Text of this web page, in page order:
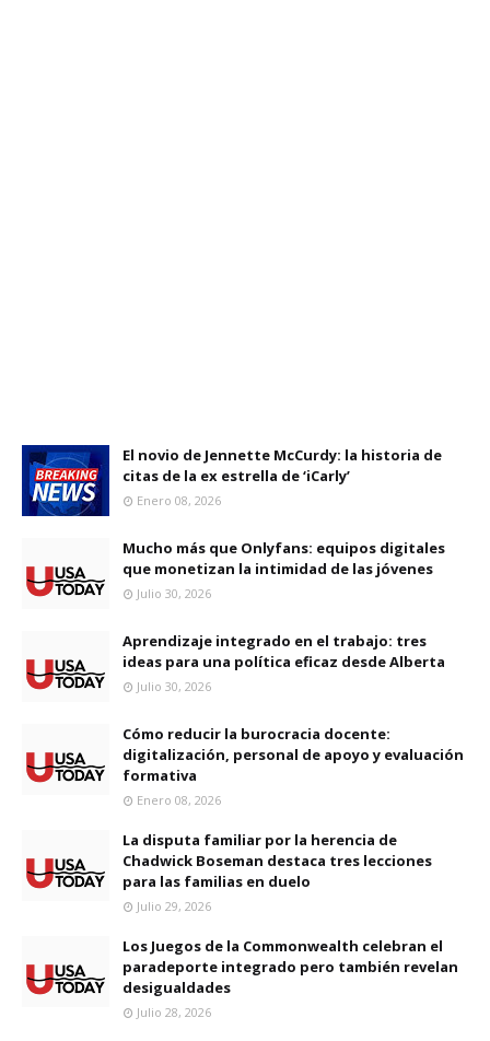
El novio de Jennette McCurdy: la historia de
citas de la ex estrella de ‘iCarly’
Enero 08, 2026
Mucho más que Onlyfans: equipos digitales
que monetizan la intimidad de las jóvenes
Julio 30, 2026
Aprendizaje integrado en el trabajo: tres
ideas para una política eficaz desde Alberta
Julio 30, 2026
Cómo reducir la burocracia docente:
digitalización, personal de apoyo y evaluación
formativa
Enero 08, 2026
La disputa familiar por la herencia de
Chadwick Boseman destaca tres lecciones
para las familias en duelo
Julio 29, 2026
Los Juegos de la Commonwealth celebran el
paradeporte integrado pero también revelan
desigualdades
Julio 28, 2026